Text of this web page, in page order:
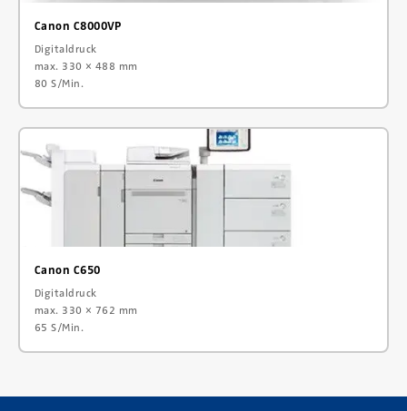
Canon C8000VP
Digitaldruck
max. 330 × 488 mm
80 S/Min.
Canon C650
Digitaldruck
max. 330 × 762 mm
65 S/Min.